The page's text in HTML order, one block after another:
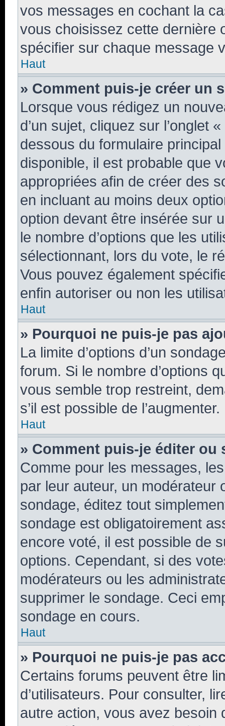
vos messages en cochant la
vous choisissez cette dernière
spécifier sur chaque message
Haut
» Comment puis-je créer un
Lorsque vous rédigez un
d’un sujet, cliquez sur l’onglet
dessous du formulaire
disponible, il est probable que
appropriées afin de créer des
en incluant au moins deux
option devant être insérée sur
le nombre d’options que les
sélectionnant, lors du vote, le
Vous pouvez également
enfin autoriser ou non les
Haut
» Pourquoi ne puis-je pas
La limite d’options d’un
forum. Si le nombre d’options
vous semble trop restreint,
s’il est possible de l’augmenter.
Haut
» Comment puis-je éditer
Comme pour les messages,
par leur auteur, un modérateur
sondage, éditez tout
sondage est obligatoirement
encore voté, il est possible de
options. Cependant, si des
modérateurs ou les
supprimer le sondage. Ceci
sondage en cours.
Haut
» Pourquoi ne puis-je pas
Certains forums peuvent être
d’utilisateurs. Pour consulter,
autre action, vous avez besoin